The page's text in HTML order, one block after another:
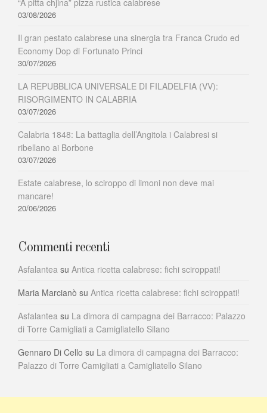
03/08/2026
Il gran pestato calabrese una sinergia tra Franca Crudo ed
Economy Dop di Fortunato Princi
30/07/2026
LA REPUBBLICA UNIVERSALE DI FILADELFIA (VV):
RISORGIMENTO IN CALABRIA
03/07/2026
Calabria 1848: La battaglia dell’Angitola i Calabresi si
ribellano ai Borbone
03/07/2026
Estate calabrese, lo sciroppo di limoni non deve mai
mancare!
20/06/2026
Commenti recenti
Asfalantea su Antica ricetta calabrese: fichi sciroppati!
Maria Marcianò su Antica ricetta calabrese: fichi sciroppati!
Asfalantea su La dimora di campagna dei Barracco: Palazzo
di Torre Camigliati a Camigliatello Silano
Gennaro Di Cello su La dimora di campagna dei Barracco:
Palazzo di Torre Camigliati a Camigliatello Silano